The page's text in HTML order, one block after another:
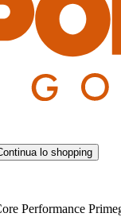
lo shopping
Performance